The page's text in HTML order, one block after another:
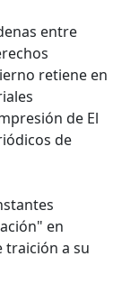
entre
retiene en
de El
de
en
traición a su